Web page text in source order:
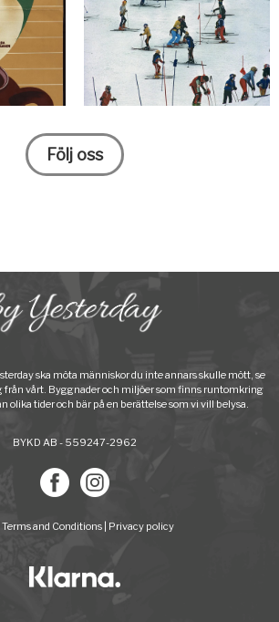
Följ oss
ska möta människor du inte annars skulle mött, se
från vårt. Byggnader och miljöer som finns runtomkring
olika tider och bär på en berättelse som vi vill belysa.
BYKD AB - 559247-2962
Terms and Conditions Privacy policy